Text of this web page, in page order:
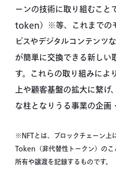
ーンの技術に取り組むこ
token）※等、これまでの
ビスやデジタルコンテンツ
が簡単に交換できる新しい
す。これらの取り組みによ
上や顧客基盤の拡大に繋げ
な柱となりうる事業の企画
※NFTとは、ブロックチェーン
Token（非代替性トークン）のこ
所有や譲渡を記録するものです。